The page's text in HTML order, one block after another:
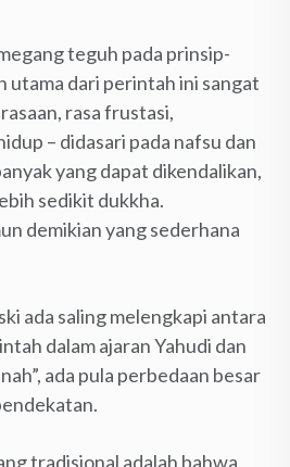
teguh pada prinsip-
utama dari perintah ini sangat
rasa frustasi,
– didasari pada nafsu dan
yang dapat dikendalikan,
sedikit dukkha.
demikian yang sederhana
ada saling melengkapi antara
dalam ajaran Yahudi dan
ada pula perbedaan besar
tradisional adalah bahwa